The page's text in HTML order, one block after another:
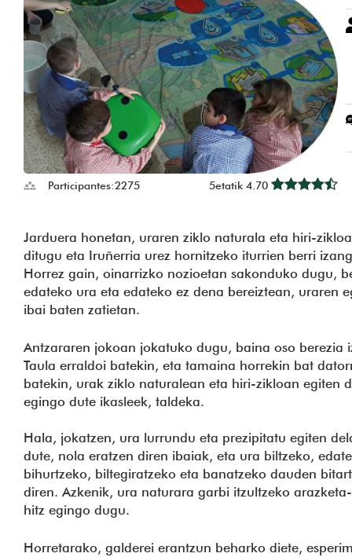
Participantes:2275 5etatik 4.70
Jarduera honetan, uraren ziklo naturala eta hiri-
ditugu eta Iruñerria urez hornitzeko iturrien berri
Horrez gain, oinarrizko nozioetan sakonduko dugu,
edateko ura eta edateko ez dena bereiztean, uraren
ibai baten zatietan.
Antzararen jokoan jokatuko dugu, baina oso berezia
Taula erraldoi batekin, eta tamaina horrekin bat
batekin, urak ziklo naturalean eta hiri-zikloan egiten
egingo dute ikasleek, taldeka.
Hala, jokatzen, ura lurrundu eta prezipitatu egiten
dute, nola eratzen diren ibaiak, eta ura biltzeko,
bihurtzeko, biltegiratzeko eta banatzeko dauden
diren. Azkenik, ura naturara garbi itzultzeko
hitz egingo dugu.
Horretarako, galderei erantzun beharko diete,